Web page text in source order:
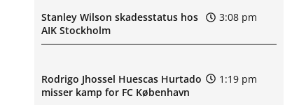
Stanley Wilson skadesstatus hos
AIK Stockholm
3:08 pm
Rodrigo Jhossel Huescas Hurtado
misser kamp for FC København
1:19 pm